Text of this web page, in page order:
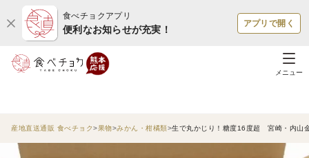
食べチョクアプリ
便利なお知らせが充実！
アプリで開く
メニュー
産地直送通販 食べチョク 果物 みかん・柑橘類 生で丸かじり！糖度16度超 宮崎・内山